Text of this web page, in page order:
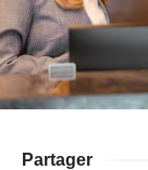
Partager